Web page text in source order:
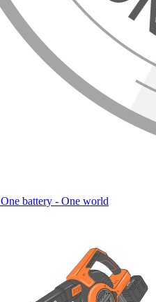
One battery - One world